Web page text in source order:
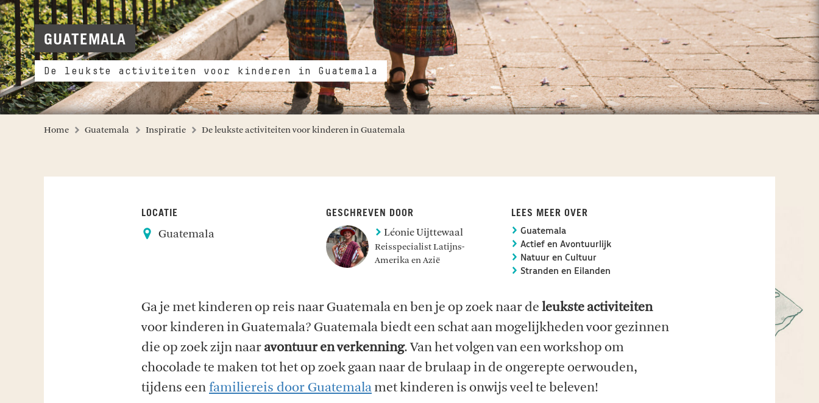
GUATEMALA
De leukste activiteiten voor kinderen in Guatemala
Home Guatemala Inspiratie De leukste activiteiten voor kinderen in Guatemala
LOCATIE
Guatemala
GESCHREVEN DOOR
Léonie Uijttewaal
Reisspecialist Latijns-
Amerika en Azië
LEES MEER OVER
Guatemala
Actief en Avontuurlijk
Natuur en Cultuur
Stranden en Eilanden
Ga je met kinderen op reis naar Guatemala en ben je op zoek naar de leukste activiteiten
voor kinderen in Guatemala? Guatemala biedt een schat aan mogelijkheden voor gezinnen
die op zoek zijn naar avontuur en verkenning. Van het volgen van een workshop om
chocolade te maken tot het op zoek gaan naar de brulaap in de ongerepte oerwouden,
tijdens een familiereis door Guatemala met kinderen is onwijs veel te beleven!